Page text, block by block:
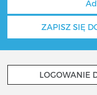
ZAPISZ SIĘ
LOGOWANIE